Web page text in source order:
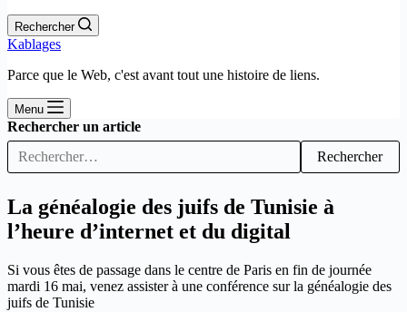
Rechercher
Kablages
Parce que le Web, c'est avant tout une histoire de liens.
Menu
Rechercher un article
Rechercher
La généalogie des juifs de Tunisie à
l’heure d’internet et du digital
Si vous êtes de passage dans le centre de Paris en fin de journée
mardi 16 mai, venez assister à une conférence sur la généalogie des
juifs de Tunisie